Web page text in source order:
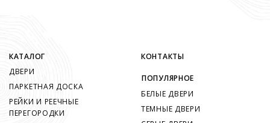
КАТАЛОГ
ДВЕРИ
ПАРКЕТНАЯ ДОСКА
РЕЙКИ И РЕЕЧНЫЕ
ПЕРЕГОРОДКИ
КОНТАКТЫ
ПОПУЛЯРНОЕ
БЕЛЫЕ ДВЕРИ
ТЕМНЫЕ ДВЕРИ